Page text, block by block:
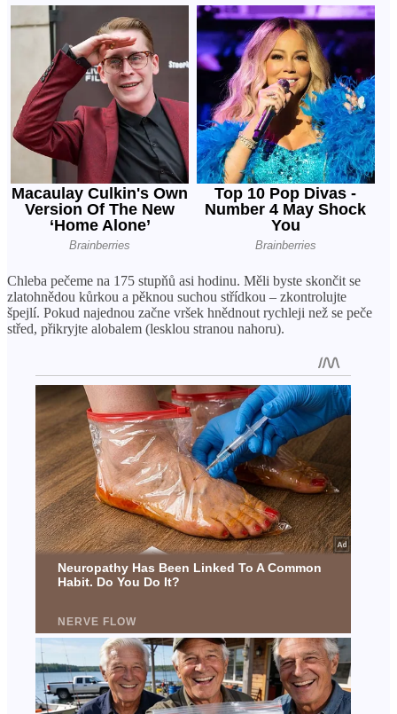
Chleba pečeme na 175 stupňů asi hodinu. Měli byste skončit se
zlatohnědou kůrkou a pěknou suchou střídkou – zkontrolujte
špejlí. Pokud najednou začne vršek hnědnout rychleji než se peče
střed, přikryjte alobalem (lesklou stranou nahoru).